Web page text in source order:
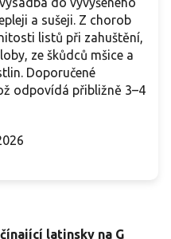
a sušeji. Z chorob
listů při zahuštění,
ze škůdců mšice a
Doporučené
odpovídá přibližně 3–4
latinsky na G